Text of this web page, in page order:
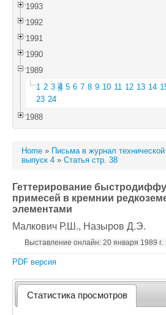
1993
1992
1991
1990
1989
1 2 3 4 5 6 7 8 9 10 11 12 13 14
23 24
1988
Home » Письма в журнал
выпуск 4 » Статья стр. 38
Геттерирование
примесей в кремнии
элементами
Малкович Р.Ш., Назыров Д.Э.
Выставление онлайн: 20 января 1989 г.
PDF версия
Статистика просмотров